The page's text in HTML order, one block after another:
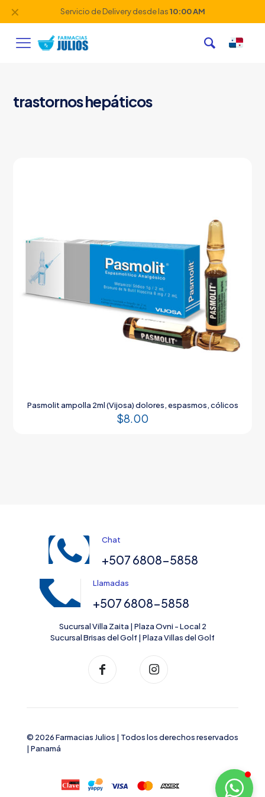
Servicio de Delivery desde las10:00 AM
✕
trastornos hepáticos
Pasmolit ampolla 2ml (Vijosa) dolores, espasmos, cólicos
$8.00
Chat
+507 6808-5858
Llamadas
+507 6808-5858
Sucursal Villa Zaita | Plaza Ovni - Local 2
Sucursal Brisas del Golf | Plaza Villas del Golf
© 2026 Farmacias Julios | Todos los derechos reservados
| Panamá